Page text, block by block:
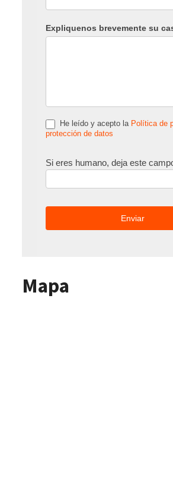
Expliquenos brevemente su
He leído y acepto la Política de
protección de datos
Si eres humano, deja este
Mapa